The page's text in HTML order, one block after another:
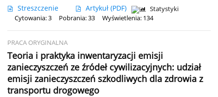
Streszczenie Artykuł (PDF)
Statystyki
Cytowania: 3
Pobrania: 33 Wyświetlenia: 134
PRACA ORYGINALNA
Teoria i praktyka inwentaryzacji emisji
zanieczyszczeń ze źródeł cywilizacyjnych: udział
emisji zanieczyszczeń szkodliwych dla zdrowia z
transportu drogowego